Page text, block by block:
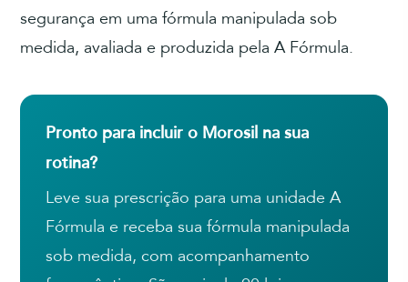
segurança em uma fórmula manipulada sob
medida, avaliada e produzida pela A Fórmula.
Pronto para incluir o Morosil na sua
rotina?
Leve sua prescrição para uma unidade A
Fórmula e receba sua fórmula manipulada
sob medida, com acompanhamento